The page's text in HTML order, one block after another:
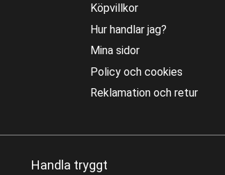
Köpvillkor
Hur handlar jag?
Mina sidor
Policy och cookies
Reklamation och retur
Handla tryggt